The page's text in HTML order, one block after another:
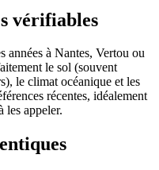
vérifiables
années à Nantes, Vertou ou
le sol (souvent
le climat océanique et les
récentes, idéalement
les appeler.